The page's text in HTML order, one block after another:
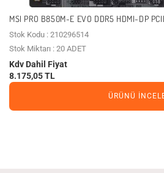
MSI PRO B850M-E EVO DDR5 HDMI-DP
Stok Kodu : 210296514
Stok Miktarı : 20 ADET
Kdv Dahil Fiyat
8.175,05 TL
ÜRÜNÜ